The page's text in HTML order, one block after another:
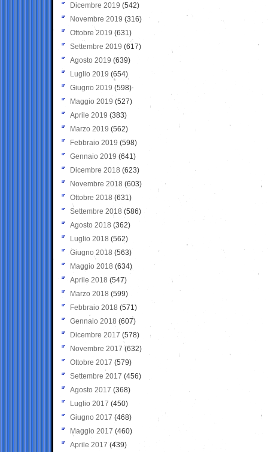
Dicembre 2019 (542)
Novembre 2019 (316)
Ottobre 2019 (631)
Settembre 2019 (617)
Agosto 2019 (639)
Luglio 2019 (654)
Giugno 2019 (598)
Maggio 2019 (527)
Aprile 2019 (383)
Marzo 2019 (562)
Febbraio 2019 (598)
Gennaio 2019 (641)
Dicembre 2018 (623)
Novembre 2018 (603)
Ottobre 2018 (631)
Settembre 2018 (586)
Agosto 2018 (362)
Luglio 2018 (562)
Giugno 2018 (563)
Maggio 2018 (634)
Aprile 2018 (547)
Marzo 2018 (599)
Febbraio 2018 (571)
Gennaio 2018 (607)
Dicembre 2017 (578)
Novembre 2017 (632)
Ottobre 2017 (579)
Settembre 2017 (456)
Agosto 2017 (368)
Luglio 2017 (450)
Giugno 2017 (468)
Maggio 2017 (460)
Aprile 2017 (439)